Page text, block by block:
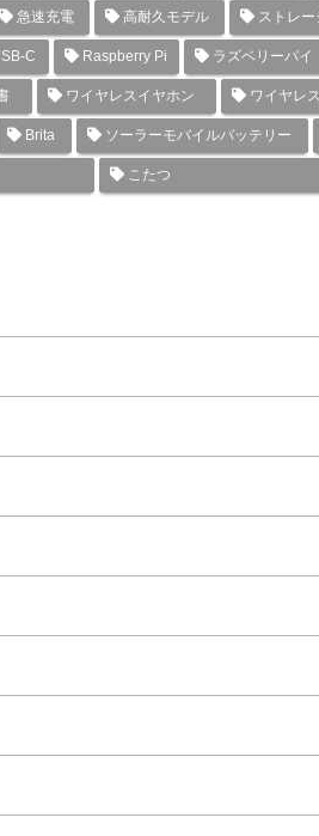
急速充電 高耐久モデル ストレー
C Raspberry Pi ラズベリーパイ
ワイヤレスイヤホン ワイヤレ
Brita ソーラーモバイルバッテリー
こたつ